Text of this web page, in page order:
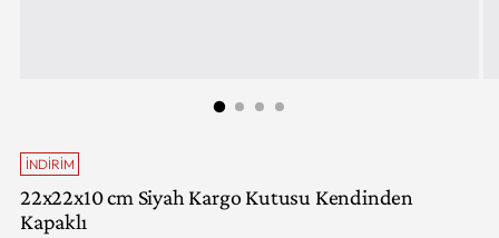
İNDIRIM
22x22x10 cm Siyah Kargo Kutusu Kendinden
Kapaklı